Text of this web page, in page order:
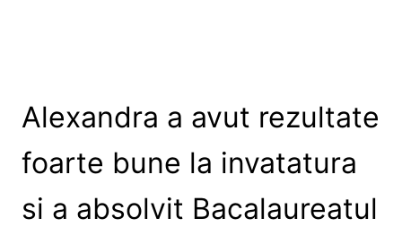
Alexandra a avut rezultate
foarte bune la invatatura
si a absolvit Bacalaureatul